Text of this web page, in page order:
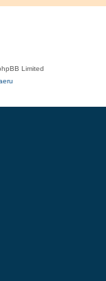
h
Limited